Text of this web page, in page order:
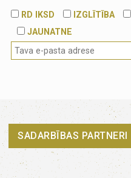
RD IKSD IZGLĪTĪBA
JAUNATNE
SADARBĪBAS PARTNERI